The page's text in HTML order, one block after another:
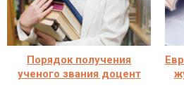
Порядок получения
ученого звания доцент